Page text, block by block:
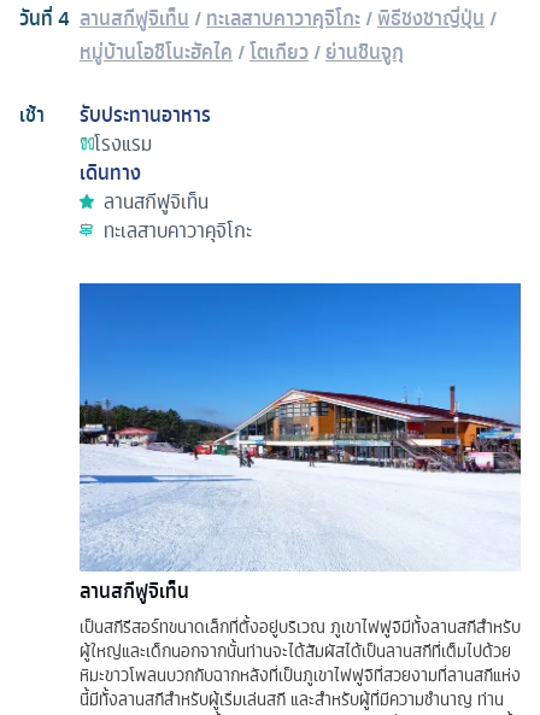
วันที่4 ลานสกีฟูจิเท็น /ทะเลสาบคาวาคุจิโกะ/พิธีชงชาญี่ปุ่น /
หมู่บ้านโอชิโนะฮัคไค /โตเกียว/ย่านชินจูกุ
เช้า
รับประทานอาหาร
โรงแรม
เดินทาง
ลานสกีฟูจิเท็น
ทะเลสาบคาวาคุจิโกะ
ลานสกีฟูจิเท็น
เป็นสกีรีสอร์ทขนาดเล็กที่ตั้งอยู่บริเวณ ภูเขาไฟฟูจิมีทั้งลานสกีสำหรับ
ผู้ใหญ่และเด็กนอกจากนั้นท่านจะได้สัมผัสได้เป็นลานสกีที่เต็มไปด้วย
หิมะขาวโพลนบวกกับฉากหลังที่เป็นภูเขาไฟฟูจิที่สวยงามที่ลานสกีแห่ง
นี้มีทั้งลานสกีสำหรับผู้เริ่มเล่นสกี และสำหรับผู้ที่มีความชำนาญ ท่าน